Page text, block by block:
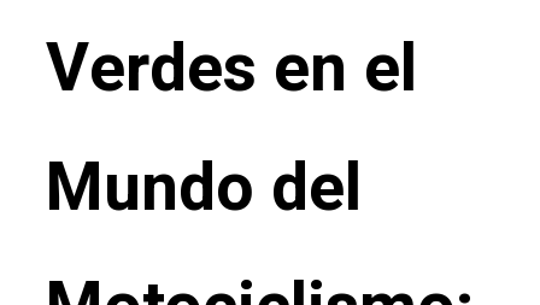
Verdes en el
Mundo del